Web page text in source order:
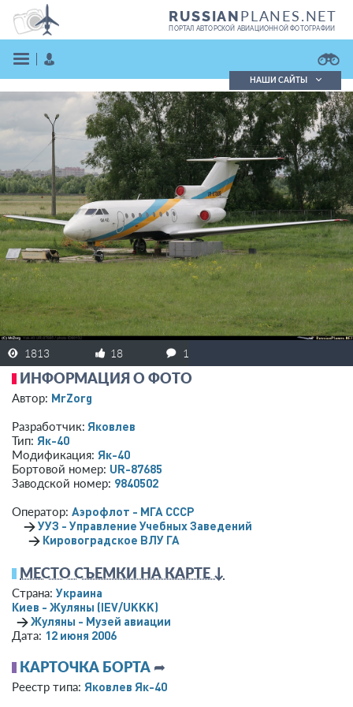
RUSSIANPLANES.NET
ПОРТАЛ АВТОРСКОЙ АВИАЦИОННОЙ ФОТОГРАФИИ
ВОЙТИ
ЗАРЕГИСТРИРОВАТЬСЯ
Поиск фотографий
Поиск в реестре
Кратко
Подробно
НАШИ САЙТЫ
1813 18 1
ИНФОРМАЦИЯ О ФОТО
Автор: MrZorg
Разработчик: Яковлев
Тип: Як-40
Модификация: Як-40
Бортовой номер: UR-87685
Заводской номер: 9840502
Оператор: Аэрофлот - МГА СССР
→УУЗ - Управление Учебных Заведений
→ Кировоградское ВЛУ ГА
МЕСТО СЪЕМКИ НА КАРТЕ ↓
Страна: Украина
Киев - Жуляны (IEV/UKKK)
→Жуляны - Музей авиации
Дата: 12 июня 2006
КАРТОЧКА БОРТА ➦
Реестр типа: Яковлев Як-40